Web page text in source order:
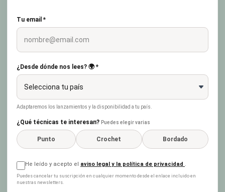
Tu email *
¿Desde dónde nos lees? 🌍 *
Adaptaremos los lanzamientos y la disponibilidad a tu país.
¿Qué técnicas te interesan? Puedes elegir varias
Punto Crochet Bordado
He leído y acepto el aviso legal y la política de privacidad .
Puedes cancelar tu suscripción en cualquier momento desde el enlace incluido en
nuestras newsletters.